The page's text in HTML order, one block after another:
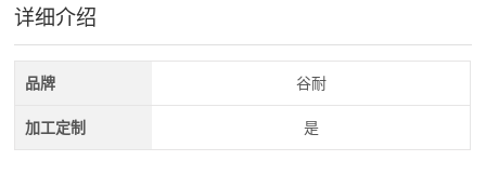
详细介绍
品牌 谷耐
加工定制 是